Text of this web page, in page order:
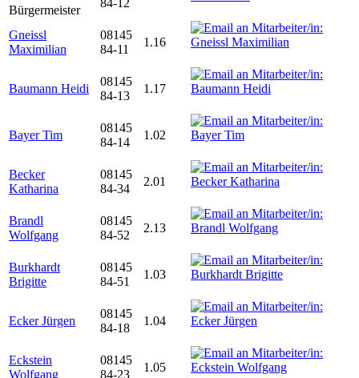
Bürgermeister
84-12
Gneissl
Maximilian
08145
84-11
1.16
Baumann Heidi
08145
84-13
1.17
Bayer Tim
08145
84-14
1.02
Becker
Katharina
08145
84-34
2.01
Brandl
Wolfgang
08145
84-52
2.13
Burkhardt
Brigitte
08145
84-51
1.03
Ecker Jürgen
08145
84-18
1.04
Eckstein
Wolfgang
08145
84-23
1.05